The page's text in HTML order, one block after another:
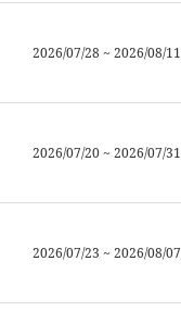
2026/07/28 ~ 2026/08/11
2026/07/20 ~ 2026/07/31
2026/07/23 ~ 2026/08/07